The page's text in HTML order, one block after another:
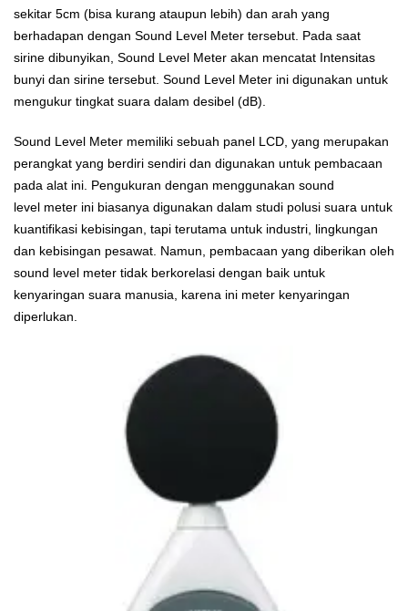
sekitar 5cm (bisa kurang ataupun lebih) dan arah yang
berhadapan dengan Sound Level Meter tersebut. Pada saat
sirine dibunyikan, Sound Level Meter akan mencatat Intensitas
bunyi dan sirine tersebut. Sound Level Meter ini digunakan untuk
mengukur tingkat suara dalam desibel (dB).
Sound Level Meter memiliki sebuah panel LCD, yang merupakan
perangkat yang berdiri sendiri dan digunakan untuk pembacaan
pada alat ini. Pengukuran dengan menggunakan sound
level meter ini biasanya digunakan dalam studi polusi suara untuk
kuantifikasi kebisingan, tapi terutama untuk industri, lingkungan
dan kebisingan pesawat. Namun, pembacaan yang diberikan oleh
sound level meter tidak berkorelasi dengan baik untuk
kenyaringan suara manusia, karena ini meter kenyaringan
diperlukan.